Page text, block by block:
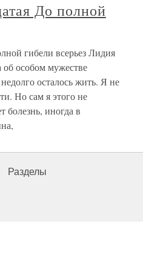
До полной
гибели всерьез Лидия
об особом мужестве
осталось жить. Я не
Но сам я этого не
болезнь, иногда в
Разделы